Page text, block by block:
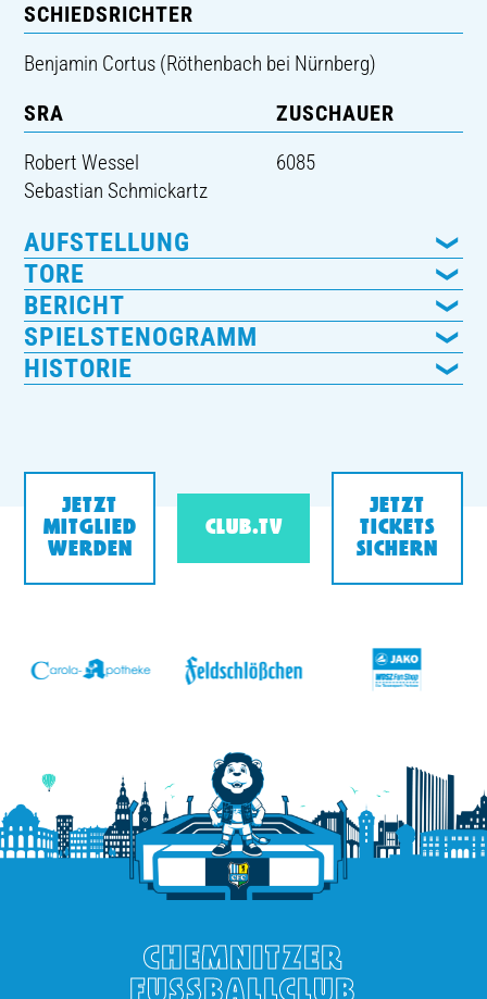
SCHIEDSRICHTER
Benjamin Cortus (Röthenbach bei Nürnberg)
SRA
Robert Wessel
Sebastian Schmickartz
ZUSCHAUER
6085
AUFSTELLUNG
TORE
BERICHT
SPIELSTENOGRAMM
HISTORIE
JETZT
MITGLIED
WERDEN
CLUB.TV
JETZT
TICKETS
SICHERN
CHEMNITZER